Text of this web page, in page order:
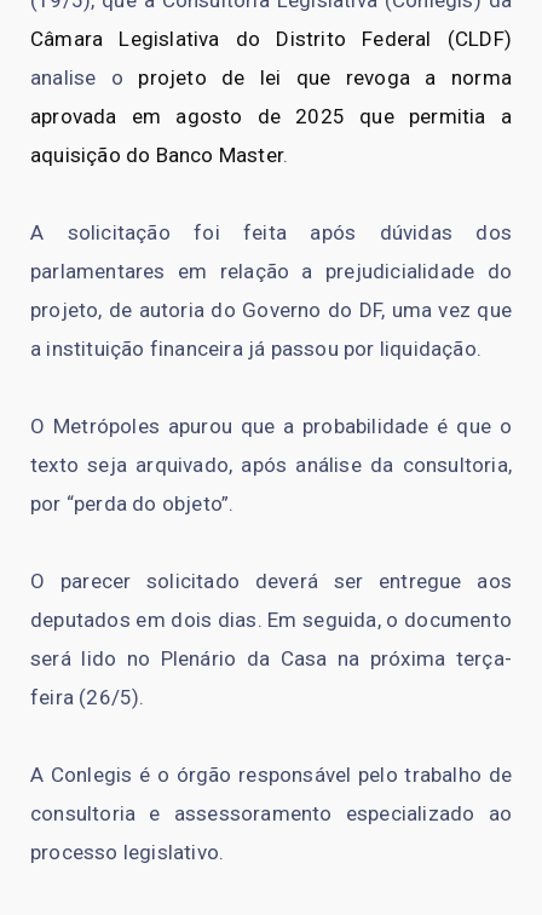
Câmara Legislativa do Distrito Federal (CLDF)
analise o projeto de lei que revoga a norma
aprovada em agosto de 2025 que permitia a
aquisição do Banco Master.
A solicitação foi feita após dúvidas dos
parlamentares em relação a prejudicialidade do
projeto, de autoria do Governo do DF, uma vez que
a instituição financeira já passou por liquidação.
O Metrópoles apurou que a probabilidade é que o
texto seja arquivado, após análise da consultoria,
por “perda do objeto”.
O parecer solicitado deverá ser entregue aos
deputados em dois dias. Em seguida, o documento
será lido no Plenário da Casa na próxima terça-
feira (26/5).
A Conlegis é o órgão responsável pelo trabalho de
consultoria e assessoramento especializado ao
processo legislativo.